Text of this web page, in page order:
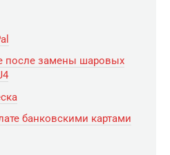
после замены шаровых
банковскими картами